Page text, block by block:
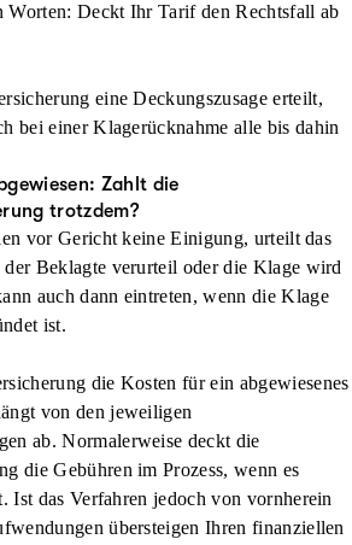
Deckt Ihr Tarif den Rechtsfall ab
eine Deckungszusage erteilt,
bei einer Klagerücknahmealle bis dahin
Zahlt die
trotzdem?
vor Gericht keine Einigung, urteilt das
Beklagte verurteil oder die Klage wird
auch dann eintreten, wenn die Klage
ist.
die Kosten für ein abgewiesenes
von den jeweiligen
ab. Normalerweise deckt die
die Gebühren im Prozess, wenn es
Ist das Verfahren jedoch von vornherein
übersteigen Ihren finanziellen